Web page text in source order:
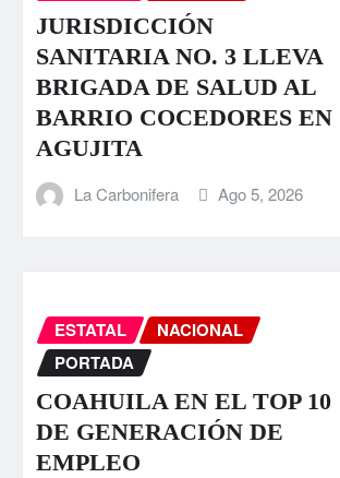
JURISDICCIÓN
SANITARIA NO. 3 LLEVA
BRIGADA DE SALUD AL
BARRIO COCEDORES EN
AGUJITA
La Carbonifera Ago 5, 2026
ESTATAL
NACIONAL
PORTADA
COAHUILA EN EL TOP 10
DE GENERACIÓN DE
EMPLEO